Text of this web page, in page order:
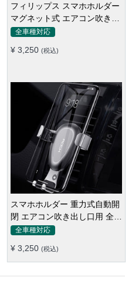
フィリップス スマホホルダー
マグネット式 エアコン吹き出
し口 全機種
全車種対応
¥ 3,250 (税込)
スマホホルダー 重力式自動開
閉 エアコン吹き出し口用 全機
種 360°回転 片手操作
全車種対応
¥ 3,250 (税込)